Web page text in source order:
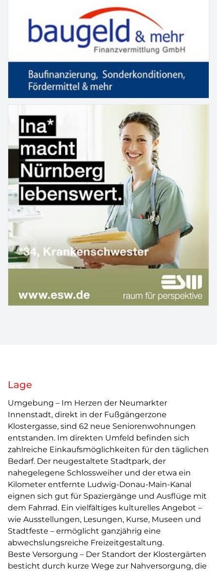
Lage
Umgebung – Im Herzen der Neumarkter
Innenstadt, direkt in der Fußgängerzone
Klostergasse, sind 62 neue Seniorenwohnungen
entstanden. Im direkten Umfeld befinden sich
zahlreiche Einkaufsmöglichkeiten für den täglichen
Bedarf. Der neugestaltete Stadtpark, der
nahegelegene Schlossweiher und der etwa ein
Kilometer entfernte Ludwig-Donau-Main-Kanal
eignen sich gut für Spaziergänge und Ausflüge mit
dem Fahrrad. Ein vielfältiges kulturelles Angebot –
wie Ausstellungen, Lesungen, Kurse, Museen und
Stadtfeste – ermöglicht ganzjährig eine
abwechslungsreiche Freizeitgestaltung.
Beste Versorgung – Der Standort der Klostergärten
besticht durch kurze Wege zur Nahversorgung, die